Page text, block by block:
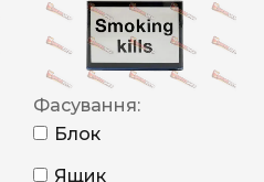
Фасування:
Блок
Ящик